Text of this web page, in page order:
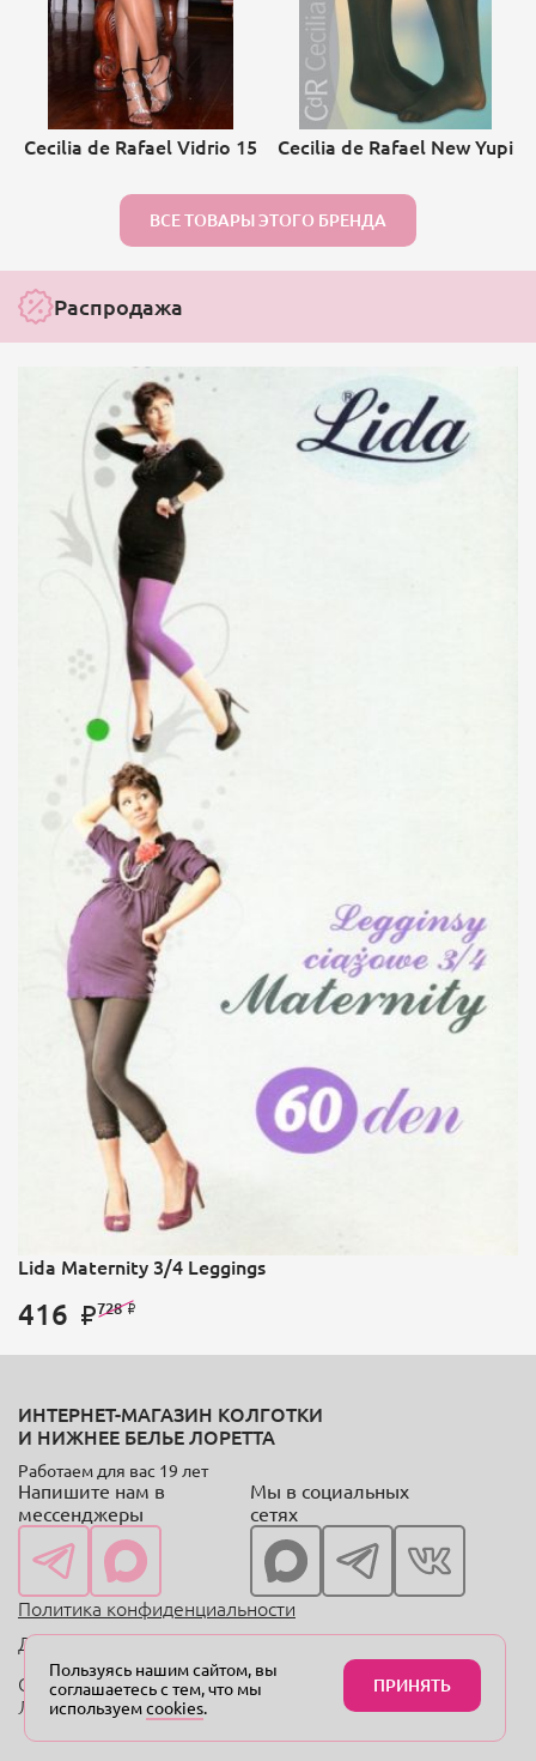
Cecilia de Rafael Vidrio 15 Cecilia de Rafael New Yupi
ВСЕ ТОВАРЫ ЭТОГО БРЕНДА
Распродажа
Lida Maternity 3/4 Leggings
416 728
ИНТЕРНЕТ-МАГАЗИН КОЛГОТКИ
И НИЖНЕЕ БЕЛЬЕ ЛОРЕТТА
Работаем для вас 19 лет
Политика конфиденциальности
Договор оферты
Copyright © 2004—2024 «Онлайн-магазин колготок
Лоретта.рф»
Напишите нам в
мессенджеры
Мы в социальных
сетях
Пользуясь нашим сайтом, вы
соглашаетесь с тем, что мы
используемcookies.
ПРИНЯТЬ